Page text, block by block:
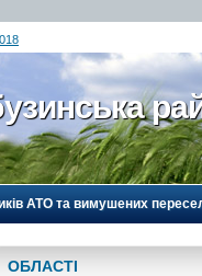
АТО та вимушених
ОБЛАСТI